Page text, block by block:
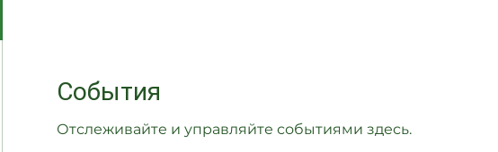
События
Отслеживайте и управляйте событиями здесь.